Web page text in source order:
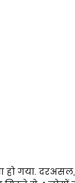
हो गया.